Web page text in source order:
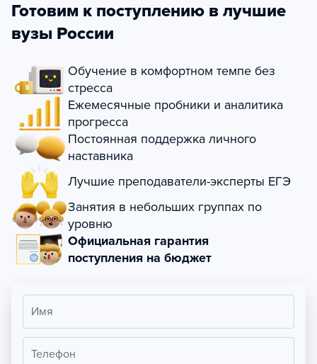
Готовим к поступлению в лучшие
вузы России
Обучение в комфортном темпе без
стресса
Ежемесячные пробники и аналитика
прогресса
Постоянная поддержка личного
наставника
Лучшие преподаватели-эксперты ЕГЭ
Занятия в небольших группах по
уровню
Официальная гарантия
поступления на бюджет
Имя
Телефон